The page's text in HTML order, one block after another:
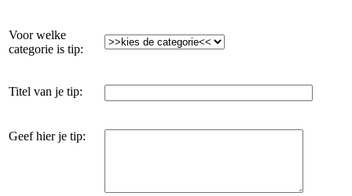
Voor welke
categorie is tip:
Titel van je tip:
Geef hier je tip: